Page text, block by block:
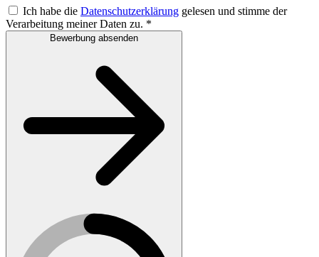
Ich habe die Datenschutzerklärung gelesen und stimme der
Verarbeitung meiner Daten zu. *